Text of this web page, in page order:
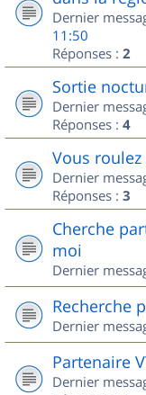
Dernier
11:50
Réponses : 2
Sortie
Dernier
Réponses : 4
Vous
Dernier
Réponses : 3
Cherche
moi
Dernier
Recherche
Dernier
Partenaire
Dernier